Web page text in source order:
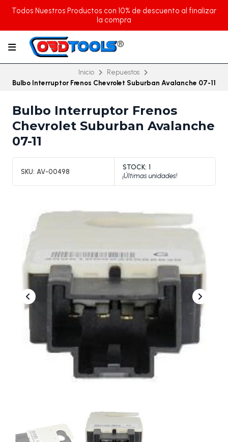
Todos Nuestros Productos con 10% de descuento al finalizar
la compra
Inicio
Repuestos
Bulbo Interruptor Frenos Chevrolet Suburban Avalanche 07-11
Bulbo Interruptor Frenos
Chevrolet Suburban Avalanche
07-11
SKU: AV-00498
STOCK: 1
¡Últimas unidades!